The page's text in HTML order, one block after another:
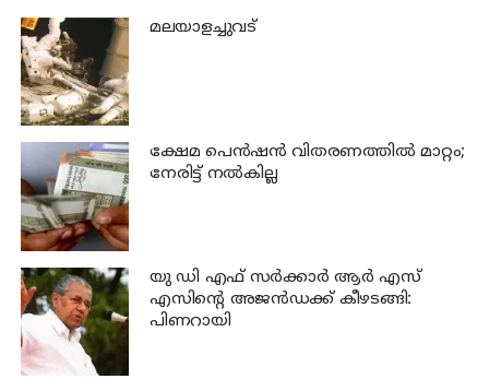
മലയാളച്ചുവട്
ക്ഷേമ പെന്‍ഷന്‍ വിതരണത്തില്‍ മാറ്റം;
നേരിട്ട് നല്‍കില്ല
യു ഡി എഫ് സര്‍ക്കാര്‍ ആര്‍ എസ്
എസിന്റെ അജന്‍ഡക്ക്‌ കീഴടങ്ങി:
പിണറായി